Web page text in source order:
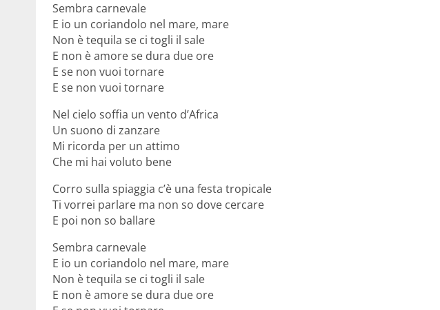
Sembra carnevale
E io un coriandolo nel mare, mare
Non è tequila se ci togli il sale
E non è amore se dura due ore
E se non vuoi tornare
E se non vuoi tornare
Nel cielo soffia un vento d’Africa
Un suono di zanzare
Mi ricorda per un attimo
Che mi hai voluto bene
Corro sulla spiaggia c’è una festa tropicale
Ti vorrei parlare ma non so dove cercare
E poi non so ballare
Sembra carnevale
E io un coriandolo nel mare, mare
Non è tequila se ci togli il sale
E non è amore se dura due ore